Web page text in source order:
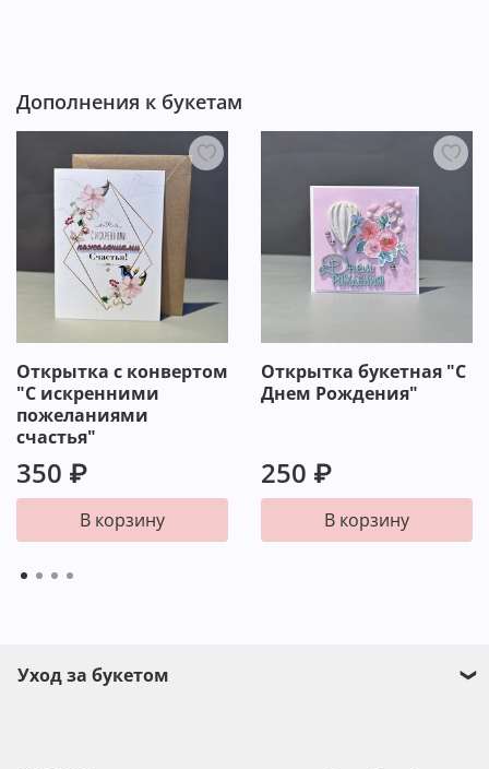
Дополнения к букетам
Открытка с конвертом
"С искренними
пожеланиями
счастья"
350 ₽
В корзину
Открытка букетная "С
Днем Рождения"
250 ₽
В корзину
Уход за букетом